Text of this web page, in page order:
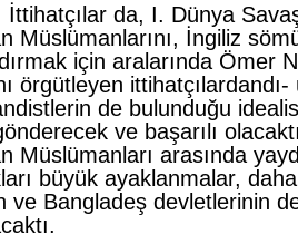
İttihatçılar da, I. Dünya
Müslümanlarını, İngiliz
için aralarında Ömer
örgütleyen
de bulunduğu
ve başarılı
Müslümanları arasında
büyük ayaklanmalar,
ve Bangladeş devletlerinin